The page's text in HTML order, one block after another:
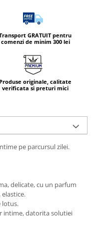
GRATUIT pentru
comenzi de minim 300 lei
Produse originale, calitate
verificata si preturi mici
pe parcursul zilei.
delicate, cu un parfum
lotus.
intime, datorita solutiei